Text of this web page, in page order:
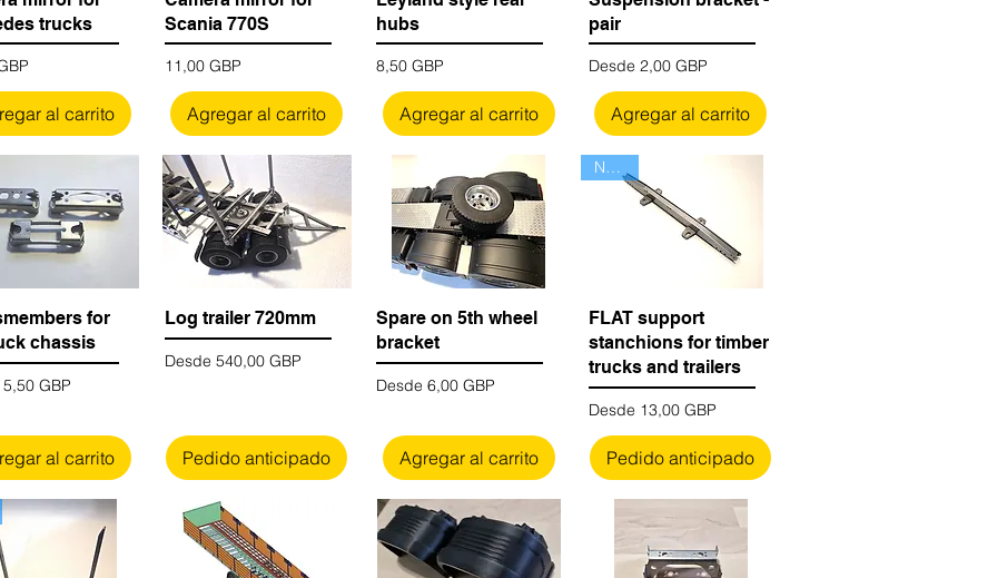
trucks
al carrito
Scania 770S
Precio
11,00 GBP
Agregar al carrito
hubs
Precio
8,50 GBP
Agregar al carrito
pair
Desde 2,00 GBP
Precio de oferta
Agregar al carrito
for
chassis
5,50 GBP
oferta
al carrito
Log trailer 720mm
Desde 540,00 GBP
Precio de oferta
Pedido anticipado
Spare on 5th wheel
bracket
Desde 6,00 GBP
Precio de oferta
Agregar al carrito
Nuevo
FLAT support
stanchions for timber
trucks and trailers
Desde 13,00 GBP
Precio de oferta
Pedido anticipado